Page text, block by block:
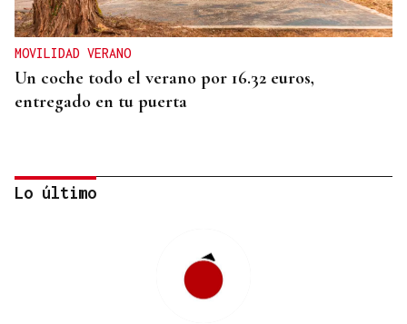
MOVILIDAD VERANO
Un coche todo el verano por 16.32 euros,
entregado en tu puerta
Lo último